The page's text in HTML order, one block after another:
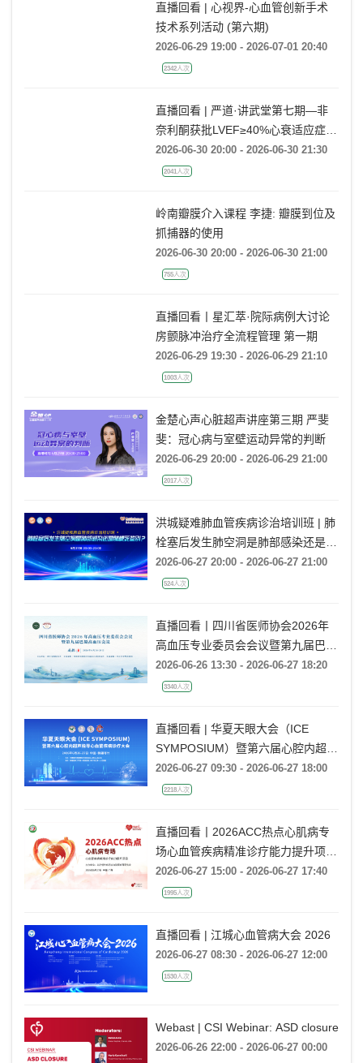
直播回看 | 心视界-心血管创新手术
技术系列活动 (第六期)
2026-06-29 19:00 - 2026-07-01 20:40
2342人次
直播回看 | 严道·讲武堂第七期—非
奈利酮获批LVEF≥40%心衰适应症，
临床到底怎么用？
2026-06-30 20:00 - 2026-06-30 21:30
2041人次
岭南瓣膜介入课程 李捷: 瓣膜到位及
抓捕器的使用
2026-06-30 20:00 - 2026-06-30 21:00
755人次
直播回看丨星汇萃·院际病例大讨论
房颤脉冲治疗全流程管理 第一期
2026-06-29 19:30 - 2026-06-29 21:10
1003人次
金楚心声心脏超声讲座第三期 严斐
斐：冠心病与室壁运动异常的判断
2026-06-29 20:00 - 2026-06-29 21:00
2017人次
洪城疑难肺血管疾病诊治培训班 | 肺
栓塞后发生肺空洞是肺部感染还是肺
梗死鉴别？
2026-06-27 20:00 - 2026-06-27 21:00
524人次
直播回看丨四川省医师协会2026年
高血压专业委员会会议暨第九届巴蜀
高血压会议
2026-06-26 13:30 - 2026-06-27 18:20
3340人次
直播回看 | 华夏天眼大会（ICE
SYMPOSIUM）暨第六届心腔内超声
指导心血管疾病诊疗大会
2026-06-27 09:30 - 2026-06-27 18:00
2218人次
直播回看丨2026ACC热点心肌病专
场心血管疾病精准诊疗能力提升项目
广州场
2026-06-27 15:00 - 2026-06-27 17:40
1995人次
直播回看 | 江城心血管病大会 2026
2026-06-27 08:30 - 2026-06-27 12:00
1530人次
Webast | CSI Webinar: ASD closure
2026-06-26 22:00 - 2026-06-27 00:00